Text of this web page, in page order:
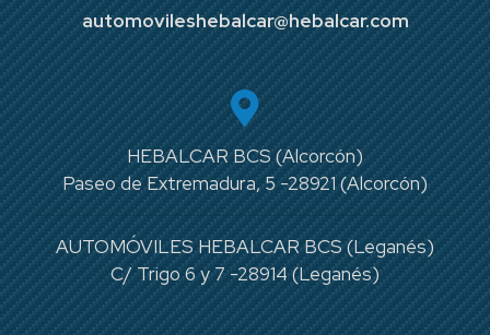
automovileshebalcar@hebalcar.com
HEBALCAR BCS (Alcorcón)
Paseo de Extremadura, 5 -28921 (Alcorcón)
AUTOMÓVILES HEBALCAR BCS (Leganés)
C/ Trigo 6 y 7 -28914 (Leganés)